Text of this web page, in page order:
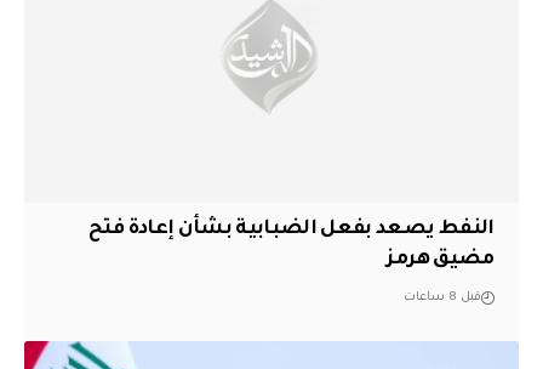
النفط يصعد بفعل الضبابية بشأن إعادة فتح
مضيق هرمز
قبل 8 ساعات